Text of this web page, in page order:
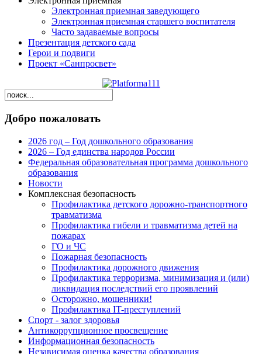
Электронная приемная заведующего
Электронная приемная старшего воспитателя
Часто задаваемые вопросы
Презентация детского сада
Герои и подвиги
Проект «Санпросвет»
Добро пожаловать
2026 год – Год дошкольного образования
2026 – Год единства народов России
Федеральная образовательная программа дошкольного
образования
Новости
Комплексная безопасность
Профилактика детского дорожно-транспортного
травматизма
Профилактика гибели и травматизма детей на
пожарах
ГО и ЧС
Пожарная безопасность
Профилактика дорожного движения
Профилактика терроризма, минимизация и (или)
ликвидация последствий его проявлений
Осторожно, мошенники!
Профилактика IT-преступлений
Спорт - залог здоровья
Антикоррупционное просвещение
Информационная безопасность
Независимая оценка качества образования